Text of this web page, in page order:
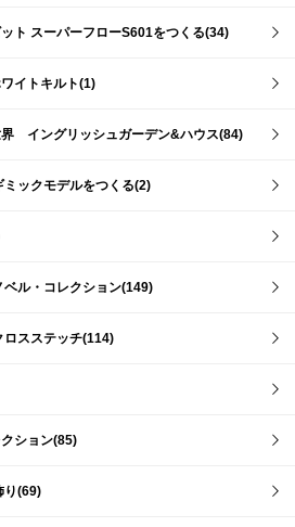
ト スーパーフローS601をつくる(34)
イトキルト(1)
イングリッシュガーデン&ハウス(84)
ックモデルをつくる(2)
ル・コレクション(149)
ロスステッチ(114)
ション(85)
り(69)